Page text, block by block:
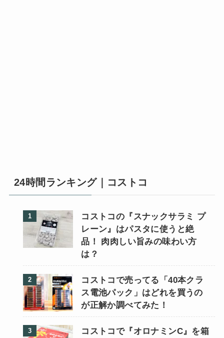
24時間ランキング｜コストコ
コストコの『スナックサラミ プ
レーン』はパスタに使うと絶
品！ 肉肉しい旨みの味わい方
は？
コストコで売ってる「40本クラ
ス電池パック」はどれを買うの
が正解か調べてみた！
コストコで『オロナミンC』を箱